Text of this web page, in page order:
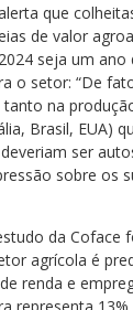
que
de valor
seja um ano
o setor: “De
na
Brasil, EUA)
ser
sobre os
da Coface
agrícola é
renda e